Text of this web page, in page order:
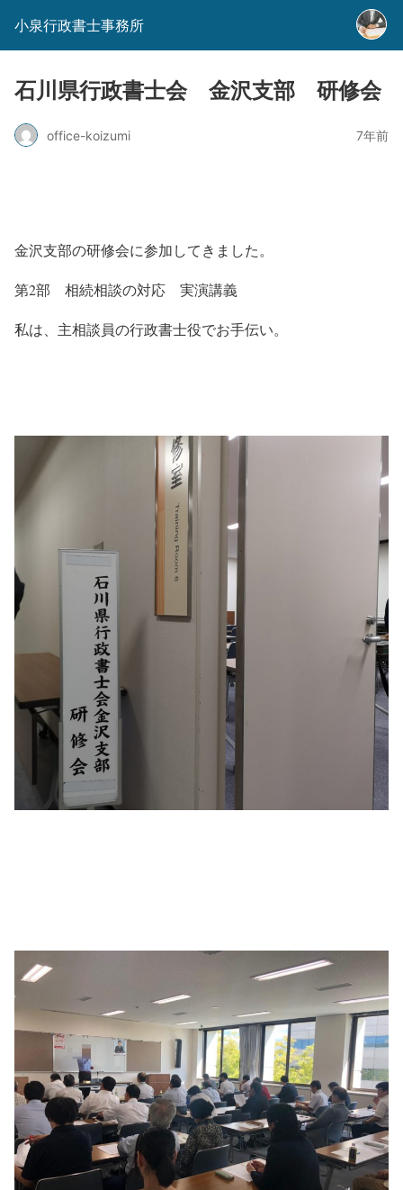
小泉行政書士事務所
石川県行政書士会 金沢支部 研修会
office-koizumi 7年前
金沢支部の研修会に参加してきました。
第2部 相続相談の対応 実演講義
私は、主相談員の行政書士役でお手伝い。